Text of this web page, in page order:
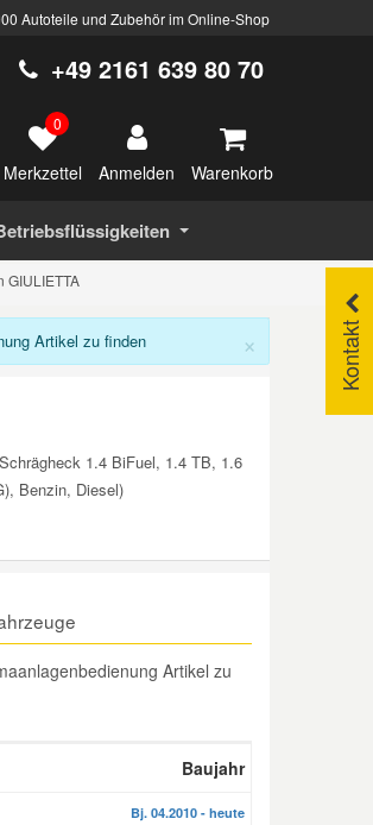
Autoteile und Zubehör im Online-Shop
+49 2161 639 80 70
0
Merkzettel Anmelden Warenkorb
GIULIETTA
Kontakt
×
Artikel zu finden
1.4 BiFuel, 1.4 TB, 1.6
Benzin, Diesel)
Artikel zu
Baujahr
Bj. 04.2010 - heute